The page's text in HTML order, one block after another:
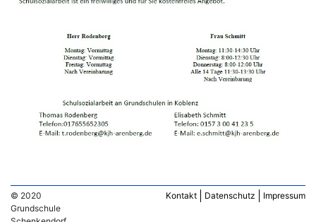
© 2020
Grundschule
Kontakt Datenschutz Impressum